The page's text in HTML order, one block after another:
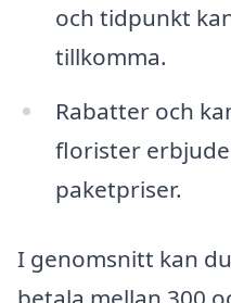
och tidpunkt
tillkomma.
Rabatter och
florister
paketpriser.
I genomsnitt kan